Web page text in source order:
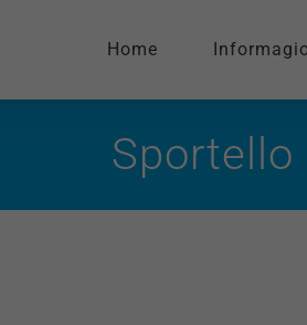
Home
Sportello